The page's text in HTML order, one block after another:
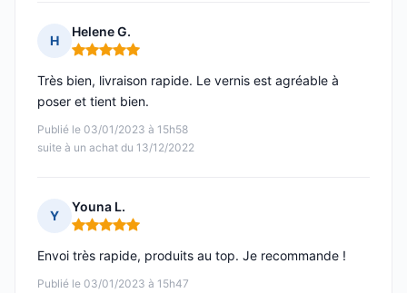
H
Helene G.
Note : 5 sur 5
Publié le 03/01/2023 à 15h58
suite à un achat du 13/12/2022
Très bien, livraison rapide. Le vernis est agréable à
poser et tient bien.
Y
Youna L.
Note : 5 sur 5
Publié le 03/01/2023 à 15h47
Envoi très rapide, produits au top. Je recommande !